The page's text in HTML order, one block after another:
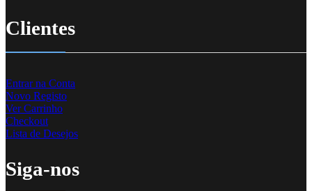
Clientes
Entrar na Conta
Novo Registo
Ver Carrinho
Checkout
Lista de Desejos
Siga-nos